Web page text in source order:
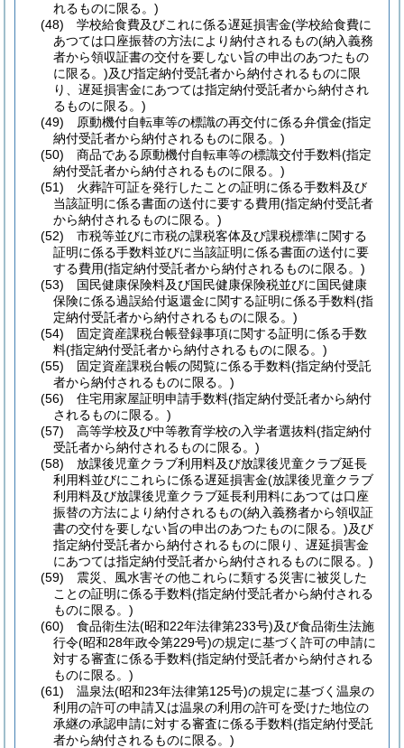
れるものに限る。)
(48)
学校給食費及びこれに係る遅延損害金(学校給食費に
あつては口座振替の方法により納付されるもの(納入義務
者から領収証書の交付を要しない旨の申出のあつたもの
に限る。)及び指定納付受託者から納付されるものに限
り、遅延損害金にあつては指定納付受託者から納付され
るものに限る。)
(49)
原動機付自転車等の標識の再交付に係る弁償金(指定
納付受託者から納付されるものに限る。)
(50)
商品である原動機付自転車等の標識交付手数料(指定
納付受託者から納付されるものに限る。)
(51)
火葬許可証を発行したことの証明に係る手数料及び
当該証明に係る書面の送付に要する費用(指定納付受託者
から納付されるものに限る。)
(52)
市税等並びに市税の課税客体及び課税標準に関する
証明に係る手数料並びに当該証明に係る書面の送付に要
する費用(指定納付受託者から納付されるものに限る。)
(53)
国民健康保険料及び国民健康保険税並びに国民健康
保険に係る過誤給付返還金に関する証明に係る手数料(指
定納付受託者から納付されるものに限る。)
(54)
固定資産課税台帳登録事項に関する証明に係る手数
料(指定納付受託者から納付されるものに限る。)
(55)
固定資産課税台帳の閲覧に係る手数料(指定納付受託
者から納付されるものに限る。)
(56)
住宅用家屋証明申請手数料(指定納付受託者から納付
されるものに限る。)
(57)
高等学校及び中等教育学校の入学者選抜料(指定納付
受託者から納付されるものに限る。)
(58)
放課後児童クラブ利用料及び放課後児童クラブ延長
利用料並びにこれらに係る遅延損害金(放課後児童クラブ
利用料及び放課後児童クラブ延長利用料にあつては口座
振替の方法により納付されるもの(納入義務者から領収証
書の交付を要しない旨の申出のあつたものに限る。)及び
指定納付受託者から納付されるものに限り、遅延損害金
にあつては指定納付受託者から納付されるものに限る。)
(59)
震災、風水害その他これらに類する災害に被災した
ことの証明に係る手数料(指定納付受託者から納付される
ものに限る。)
(60)
食品衛生法(昭和22年法律第233号)及び食品衛生法施
行令(昭和28年政令第229号)の規定に基づく許可の申請に
対する審査に係る手数料(指定納付受託者から納付される
ものに限る。)
(61)
温泉法(昭和23年法律第125号)の規定に基づく温泉の
利用の許可の申請又は温泉の利用の許可を受けた地位の
承継の承認申請に対する審査に係る手数料(指定納付受託
者から納付されるものに限る。)